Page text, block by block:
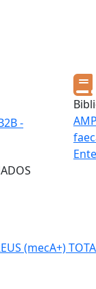
-
(mecA+)